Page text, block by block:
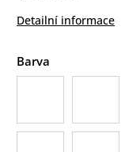
Detailní informace
Barva